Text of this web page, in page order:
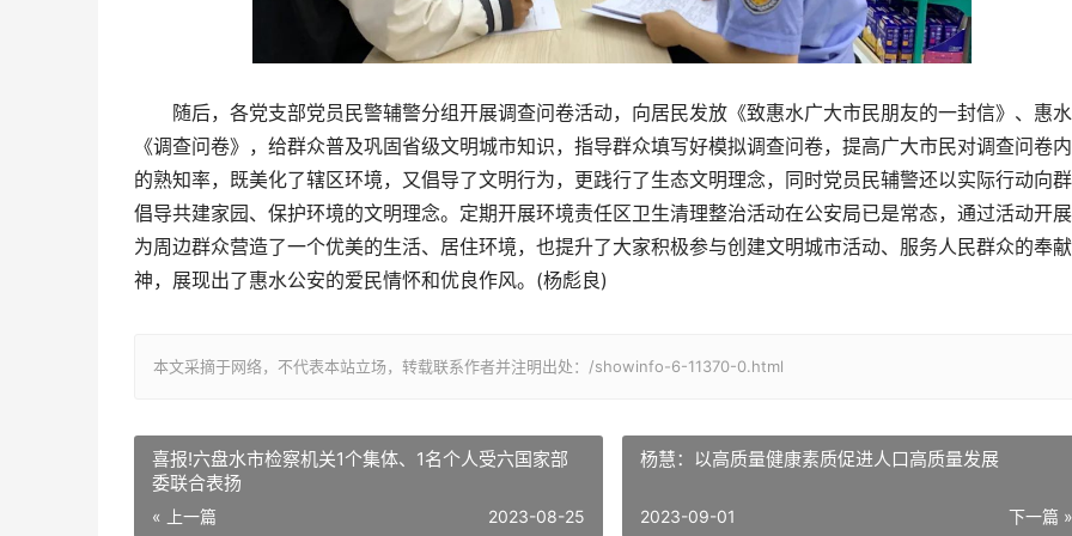
随后，各党支部党员民警辅警分组开展调查问卷活动，向居民发放《致惠水广大市民朋友的一封信》、惠
《调查问卷》，给群众普及巩固省级文明城市知识，指导群众填写好模拟调查问卷，提高广大市民对调查问卷
的熟知率，既美化了辖区环境，又倡导了文明行为，更践行了生态文明理念，同时党员民辅警还以实际行动向
倡导共建家园、保护环境的文明理念。定期开展环境责任区卫生清理整治活动在公安局已是常态，通过活动开
为周边群众营造了一个优美的生活、居住环境，也提升了大家积极参与创建文明城市活动、服务人民群众的奉
神，展现出了惠水公安的爱民情怀和优良作风。(杨彪良)
本文采摘于网络，不代表本站立场，转载联系作者并注明出处：/showinfo-6-11370-0.html
喜报!六盘水市检察机关1个集体、1名个人受六国家部
委联合表扬
« 上一篇 2023-08-25
杨慧：以高质量健康素质促进人口高质量发展
下一篇 »
2023-09-01